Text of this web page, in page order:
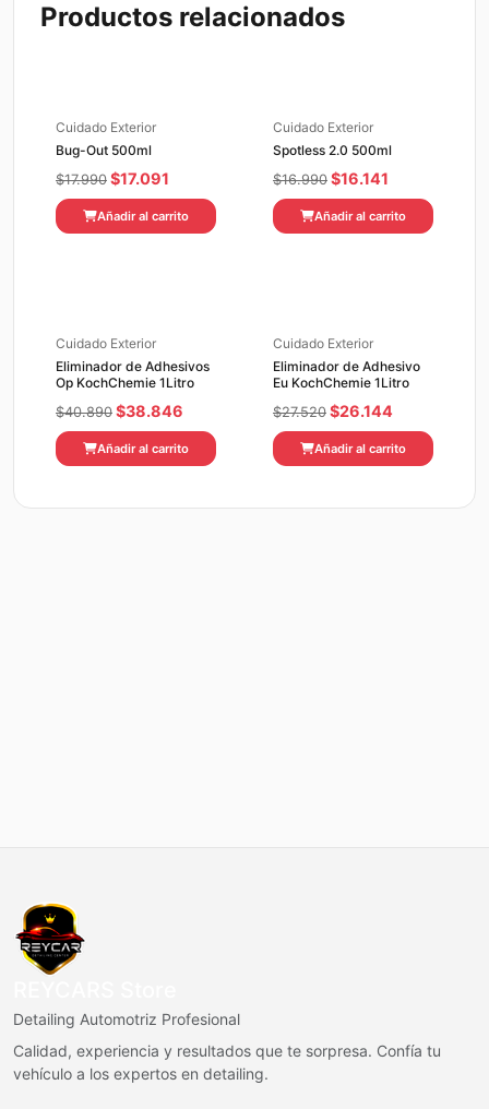
Productos relacionados
Cuidado Exterior
Bug-Out 500ml
$17.990 El
precio
original
$17.091
precio
actual
Añadir al carrito
Cuidado Exterior
Spotless 2.0 500ml
$16.990 El
precio
original
$16.141
precio
actual
Añadir al carrito
Cuidado Exterior
Eliminador de Adhesivos
Op KochChemie 1Litro
$40.890 El
precio
original
$38.846
precio
actual
Añadir al carrito
Cuidado Exterior
Eliminador de Adhesivo
Eu KochChemie 1Litro
$27.520 El
precio
original
$26.144El
precio
actual
Añadir al carrito
Detailing Automotriz Profesional
Calidad, experiencia y resultados que te sorpresa. Confía tu
vehículo a los expertos en detailing.